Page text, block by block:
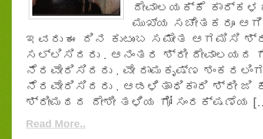
ದೇವಾಲಯಕ್ಕೆ
ಮುಖ್ಯ ಸಚೇತಕರೂ
ಇವರು ಈ ದಿನ ಕುಟುಂಬ ಸಮೇತ ಆಗಮಿಸಿ
ಸಲ್ಲಿಸಿದರು . ಆನಂತರ ಶ್ರೀ ದೇವಾಲಯದ
ನೆರವೇರಿಸಿದರು . ವೇ ರಾಮಕೃಷ್ಣ ಶಂಕರಲಿಂಗ
ನೆರವೇರಿಸಿದರು . ಆಡಳಿತಾಧಿಕಾರಿ ಶ್ರೀ
ಶ್ರೀಮಠದ ದೇಶೀ ತಳಿಯ ಗೋ ಸಂರಕ್ಷಣೆಯ
Read More..